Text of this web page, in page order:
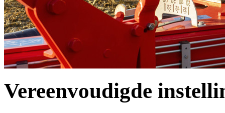
Vereenvoudigde